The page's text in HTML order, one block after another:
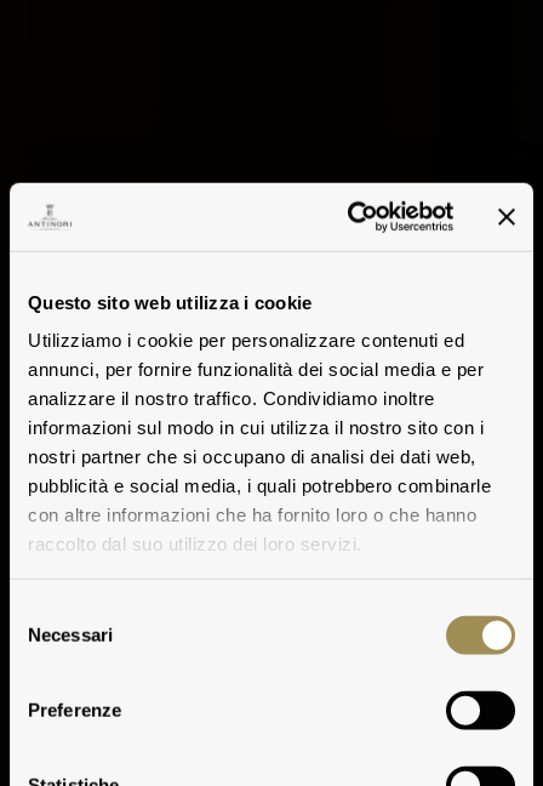
Questo sito web utilizza i cookie
Utilizziamo i cookie per personalizzare contenuti ed
annunci, per fornire funzionalità dei social media e per
analizzare il nostro traffico. Condividiamo inoltre
informazioni sul modo in cui utilizza il nostro sito con i
nostri partner che si occupano di analisi dei dati web,
pubblicità e social media, i quali potrebbero combinarle
con altre informazioni che ha fornito loro o che hanno
raccolto dal suo utilizzo dei loro servizi.
delNecessari
Preferenze